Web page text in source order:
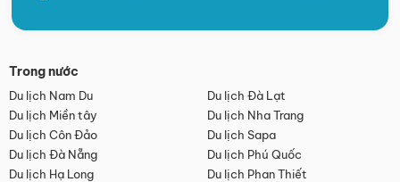
Trong nước
Du lịch Nam Du
Du lịch Đà Lạt
Du lịch Miền tây
Du lịch Nha Trang
Du lịch Côn Đảo
Du lịch Sapa
Du lịch Đà Nẵng
Du lịch Phú Quốc
Du lịch Hạ Long
Du lịch Phan Thiết